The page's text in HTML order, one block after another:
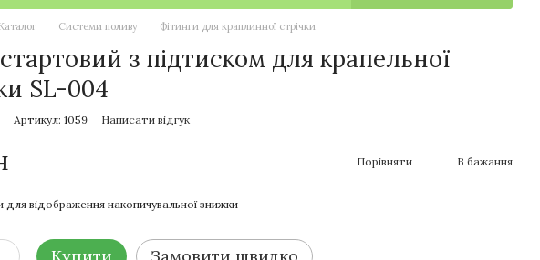
Системи поливу Фітинги для краплинної стрічки
з підтиском для крапельної
SL-004
Артикул: 1059 Написати відгук
Порівняти В бажання
для відображення накопичувальної знижки